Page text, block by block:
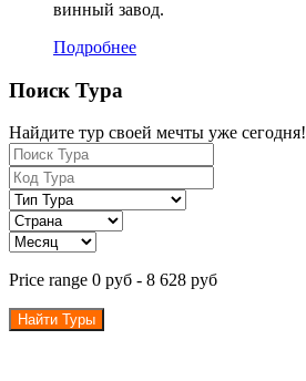
винный завод.
Подробнее
Поиск Тура
Найдите тур своей мечты уже сегодня!
Price range 0 руб - 8 628 руб
Найти Туры